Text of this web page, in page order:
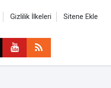
Gizlilik İlkeleri Sitene Ekle